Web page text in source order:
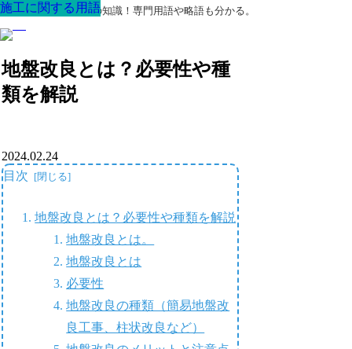
最高の家を作るための知識！専門用語や略語も分かる。
地盤改良とは？必要性や種
類を解説
施工に関する用語
2024.02.24
目次
地盤改良とは？必要性や種類を解説
地盤改良とは。
地盤改良とは
必要性
地盤改良の種類（簡易地盤改
良工事、柱状改良など）
施工に関する用語
施工に関する用語
施工に関する用語
施工に関する用語
施工に関する用語
施工に関する用語